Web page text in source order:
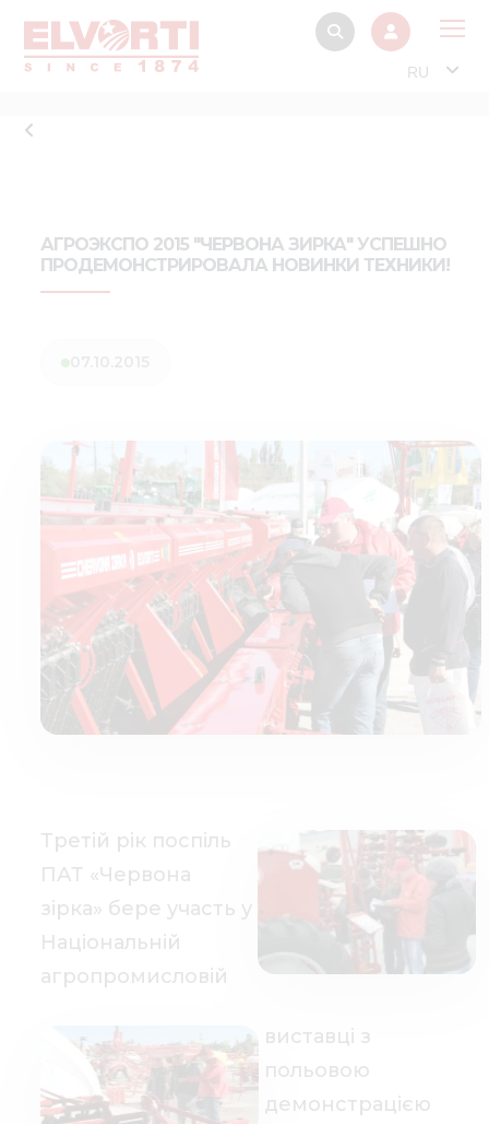
RU
АГРОЭКСПО 2015 "ЧЕРВОНА ЗИРКА" УСПЕШНО
ПРОДЕМОНСТРИРОВАЛА НОВИНКИ ТЕХНИКИ!
Третій рік поспіль
ПАТ «Червона
зірка» бере участь у
Національній
агропромисловій
виставці з
польовою
демонстрацією